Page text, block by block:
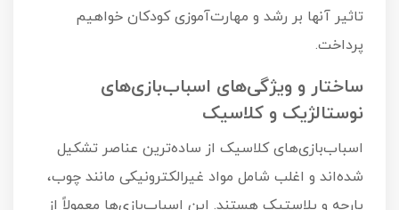
تاثیر آنها بر رشد و مهارت‌آموزی کودکان خواهیم
پرداخت.
ساختار و ویژگی‌های اسباب‌بازی‌های
نوستالژیک و کلاسیک
اسباب‌بازی‌های کلاسیک از ساده‌ترین عناصر تشکیل
شده‌اند و اغلب شامل مواد غیرالکترونیکی مانند چوب،
پارچه و پلاستیک هستند. این اسباب‌بازی‌ها معمولاً از